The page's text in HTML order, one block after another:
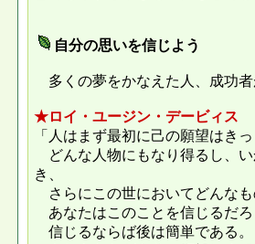
自分の思いを信じよう
多くの夢をかなえた人、成功
★ロイ・ユージン・デービィス
「人はまず最初に己の願望はき
どんな人物にもなり得るし、
き、
さらにこの世においてどんな
あなたはこのことを信じるだ
信じるならば後は簡単である。